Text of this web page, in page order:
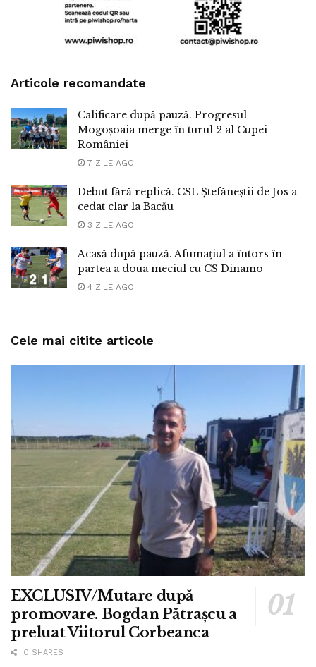
Articole recomandate
Calificare după pauză. Progresul
Mogoșoaia merge în turul 2 al Cupei
României
7 ZILE AGO
Debut fără replică. CSL Ștefăneștii de Jos a
cedat clar la Bacău
3 ZILE AGO
Acasă după pauză. Afumațiul a întors în
partea a doua meciul cu CS Dinamo
4 ZILE AGO
Cele mai citite articole
EXCLUSIV/Mutare după
promovare. Bogdan Pătrașcu a
preluat Viitorul Corbeanca
0 SHARES